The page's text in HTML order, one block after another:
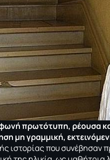
πρωτότυπη, ρέουσα
μη γραμμική,
ιστορίας που